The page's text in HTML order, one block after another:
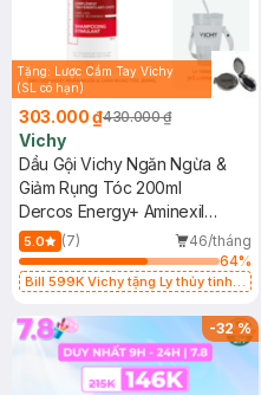
Tặng: Lược Cầm Tay Vichy
(SL có hạn)
303.000 ₫430.000 ₫
Vichy
Dầu Gội Vichy Ngăn Ngừa &
Giảm Rụng Tóc 200ml
Dercos Energy+ Aminexil
Niacinamide Stimulating
Shampoo Hairloss
5.0 (7)
46/tháng
64%
Bill 599K Vichy tặng Ly thủy tinh
-32%